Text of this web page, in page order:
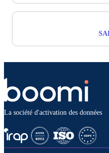
La société d'activation des données